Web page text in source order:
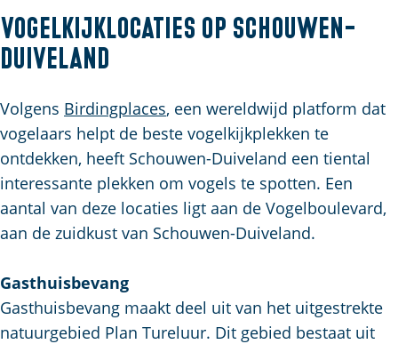
Vogelkijklocaties op Schouwen-
Duiveland
Volgens Birdingplaces, een wereldwijd platform dat
vogelaars helpt de beste vogelkijkplekken te
ontdekken, heeft Schouwen-Duiveland een tiental
interessante plekken om vogels te spotten. Een
aantal van deze locaties ligt aan de Vogelboulevard,
aan de zuidkust van Schouwen-Duiveland.
Gasthuisbevang
Gasthuisbevang maakt deel uit van het uitgestrekte
natuurgebied Plan Tureluur. Dit gebied bestaat uit